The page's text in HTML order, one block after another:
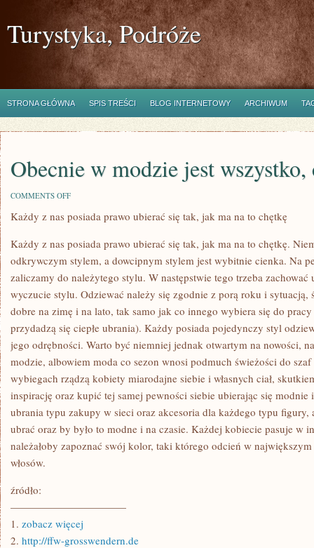
Turystyka, Podróże
STRONA GŁÓWNA SPIS TREŚCI BLOG INTERNETOWY ARCHIWUM
Obecnie w modzie jest
COMMENTS OFFON
W
WSZYSTKO,
CO
KREATYWNE
Każdy z nas posiada prawo ubierać się tak, jak ma na to chętkę
Każdy z nas posiada prawo ubierać się tak, jak ma na to chętkę.
odkrywczym stylem, a dowcipnym stylem jest wybitnie cienka. Na
zaliczamy do należytego stylu. W następstwie tego trzeba zachować
wyczucie stylu. Odziewać należy się zgodnie z porą roku i sytuacją,
dobre na zimę i na lato, tak samo jak co innego wybiera się do
przydadzą się ciepłe ubrania). Każdy posiada pojedynczy styl
jego odrębności. Warto być niemniej jednak otwartym na nowości,
modzie, albowiem moda co sezon wnosi podmuch świeżości do
wybiegach rządzą kobiety miarodajne siebie i własnych ciał,
inspirację oraz kupić tej samej pewności siebie ubierając się
ubrania typu zakupy w sieci oraz akcesoria dla każdego typu figury,
ubrać oraz by było to modne i na czasie. Każdej kobiecie pasuje w
należałoby zapoznać swój kolor, taki którego odcień w
włosów.
źródło:
———————————
1. zobacz więcej
2. http://ffw-grosswendern.de